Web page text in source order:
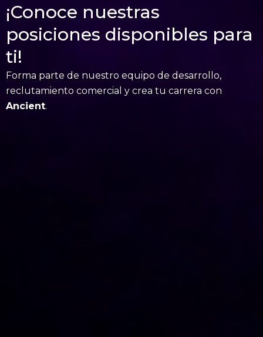
¡Conoce nuestras
posiciones disponibles para
ti!
Forma parte de nuestro equipo de desarrollo,
reclutamiento comercial y crea tu carrera con
Ancient.